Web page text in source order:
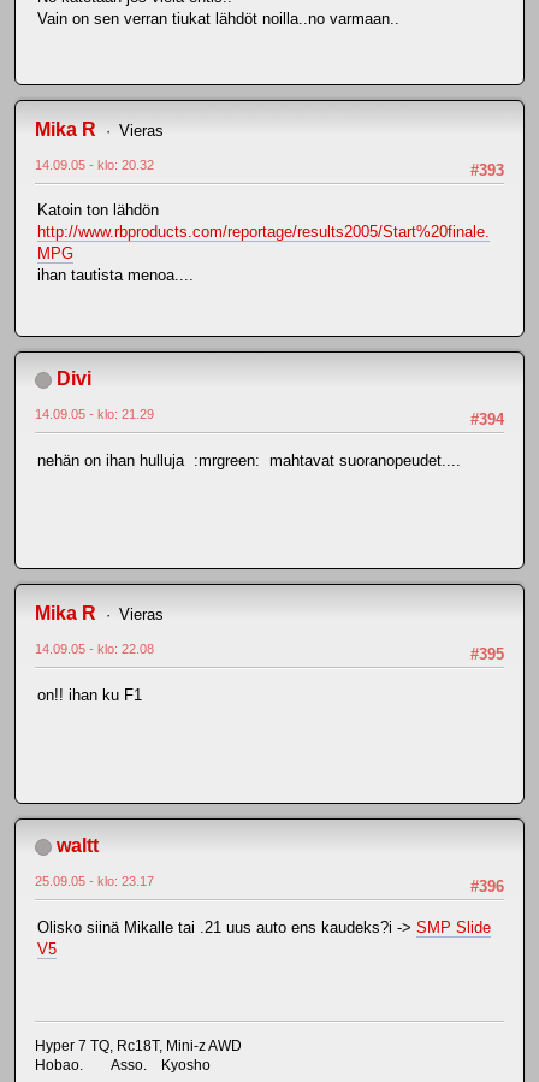
Vain on sen verran tiukat lähdöt noilla..no varmaan..
Mika R Vieras
#393
14.09.05 - klo: 20.32
Katoin ton lähdön
http://www.rbproducts.com/reportage/results2005/Start%20finale.
MPG
ihan tautista menoa....
Divi
#394
14.09.05 - klo: 21.29
nehän on ihan hulluja :mrgreen: mahtavat suoranopeudet....
Mika R Vieras
#395
14.09.05 - klo: 22.08
on!! ihan ku F1
waltt
#396
25.09.05 - klo: 23.17
Olisko siinä Mikalle tai .21 uus auto ens kaudeks?i -> SMP Slide
V5
Hyper 7 TQ, Rc18T, Mini-z AWD
Hobao. Asso. Kyosho